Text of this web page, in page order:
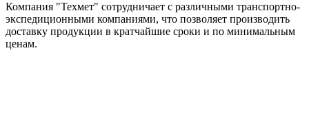
Компания "Техмет" сотрудничает с различными транспортно-
экспедиционными компаниями, что позволяет производить
доставку продукции в кратчайшие сроки и по минимальным
ценам.